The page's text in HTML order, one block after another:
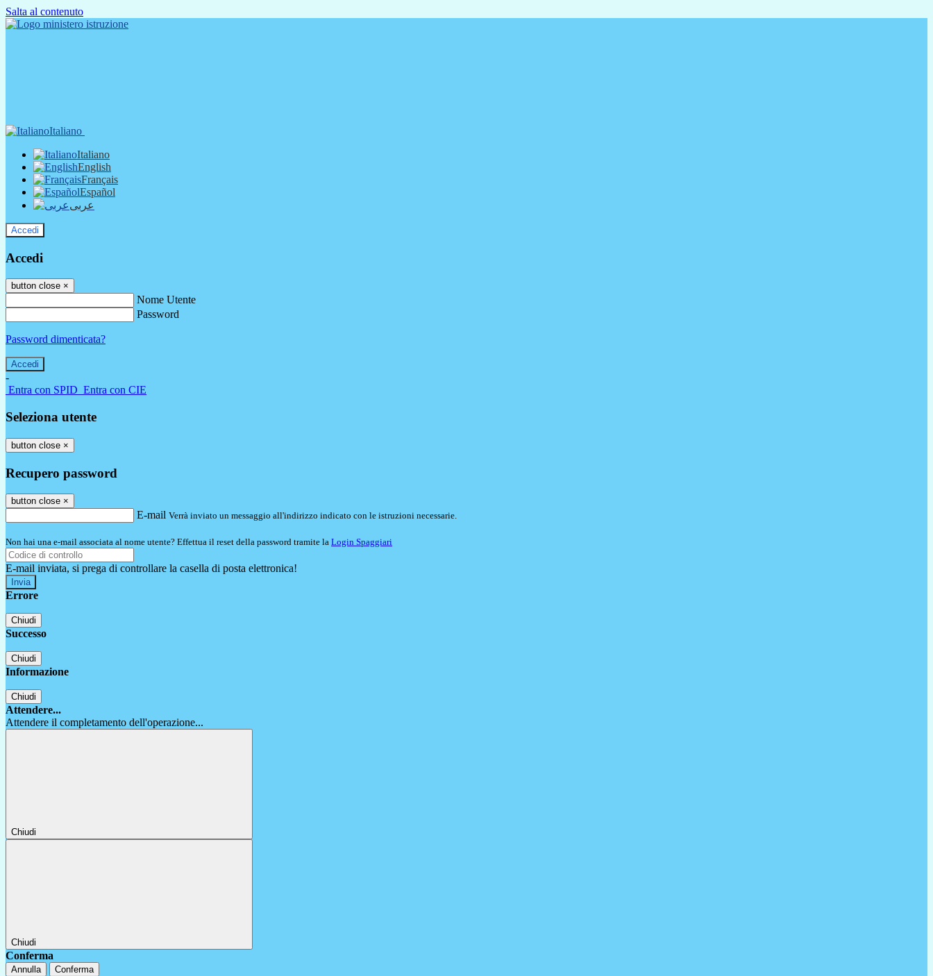
Salta al contenuto
Italiano
Italiano
English
Français
Español
عربى
Accedi
Accedi
button close ×
Nome Utente
Password
Password dimenticata?
-
Entra con SPID Entra con CIE
Seleziona utente
button close ×
Recupero password
button close ×
E-mail Verrà inviato un messaggio all'indirizzo indicato con le istruzioni necessarie.
Non hai una e-mail associata al nome utente? Effettua il reset della password tramite la Login Spaggiari
E-mail inviata, si prega di controllare la casella di posta elettronica!
Errore
Chiudi
Successo
Chiudi
Informazione
Chiudi
Attendere...
Attendere il completamento dell'operazione...
Chiudi
Chiudi
Conferma
Annulla Conferma